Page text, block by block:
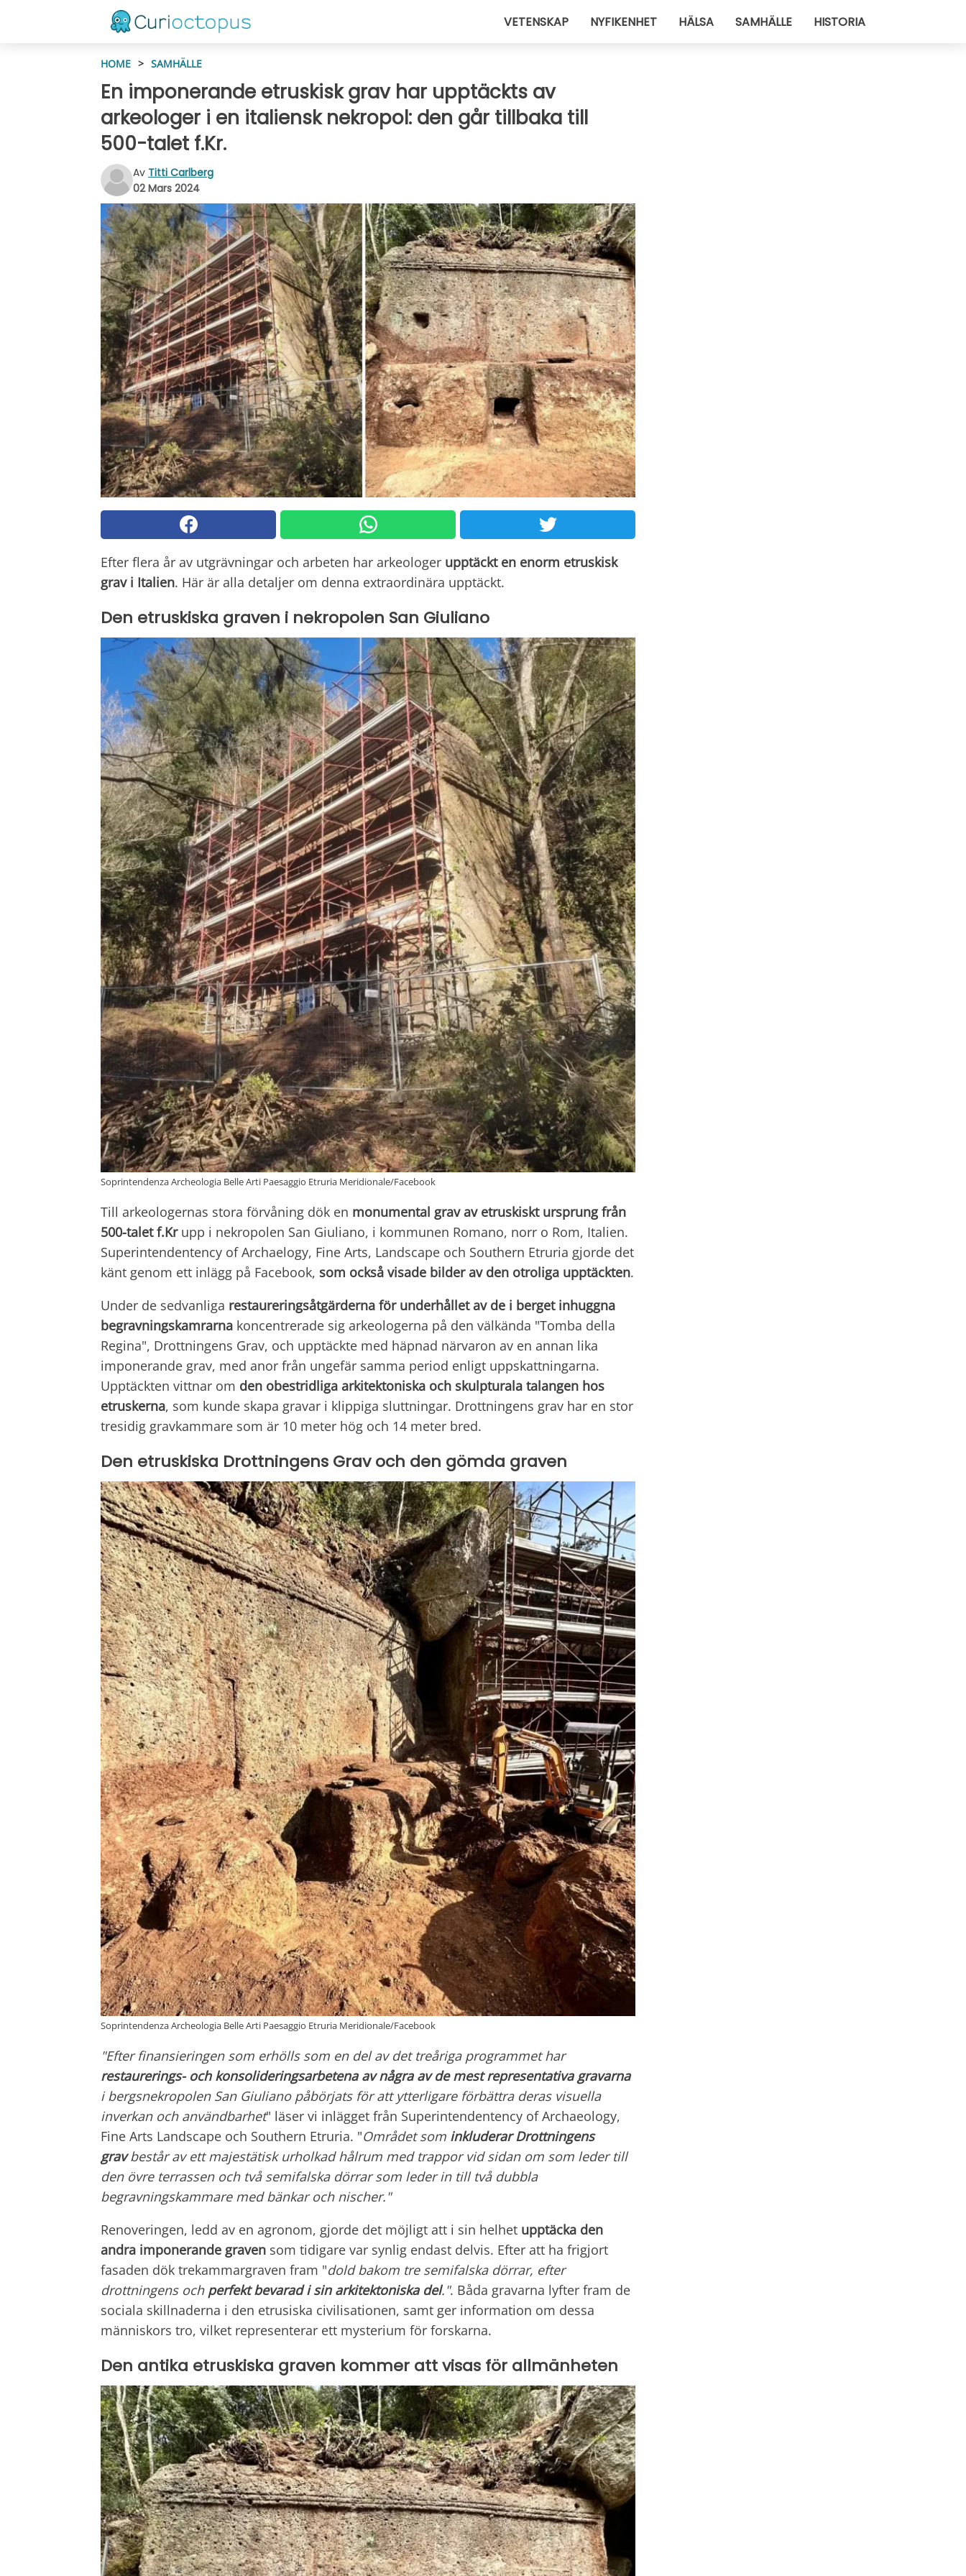
VETENSKAP NYFIKENHET HÄLSA SAMHÄLLE HISTORIA
HOME > SAMHÄLLE
En imponerande etruskisk grav har upptäckts av
arkeologer i en italiensk nekropol: den går tillbaka till
500-talet f.Kr.
Av Titti Carlberg
02 Mars 2024
Efter flera år av utgrävningar och arbeten har arkeologer upptäckt en enorm etruskisk
grav i Italien. Här är alla detaljer om denna extraordinära upptäckt.
Den etruskiska graven i nekropolen San Giuliano
Soprintendenza Archeologia Belle Arti Paesaggio Etruria Meridionale/Facebook
Till arkeologernas stora förvåning dök en monumental grav av etruskiskt ursprung från
500-talet f.Krupp i nekropolen San Giuliano, i kommunen Romano, norr o Rom, Italien.
Superintendentency of Archaelogy, Fine Arts, Landscape och Southern Etruria gjorde det
känt genom ett inlägg på Facebook, som också visade bilder av den otroliga upptäckten.
Under de sedvanliga restaureringsåtgärderna för underhållet av de i berget inhuggna
begravningskamrarna koncentrerade sig arkeologerna på den välkända "Tomba della
Regina", Drottningens Grav, och upptäckte med häpnad närvaron av en annan lika
imponerande grav, med anor från ungefär samma period enligt uppskattningarna.
Upptäckten vittnar om den obestridliga arkitektoniska och skulpturala talangen hos
etruskerna, som kunde skapa gravar i klippiga sluttningar. Drottningens grav har en stor
tresidig gravkammare som är 10 meter hög och 14 meter bred.
Den etruskiska Drottningens Grav och den gömda graven
Soprintendenza Archeologia Belle Arti Paesaggio Etruria Meridionale/Facebook
"Efter finansieringen som erhölls som en del av det treåriga programmet har
restaurerings- och konsolideringsarbetena av några av de mest representativa gravarna
i bergsnekropolen San Giuliano påbörjats för att ytterligare förbättra deras visuella
inverkan och användbarhet" läser vi inlägget från Superintendentency of Archaeology,
Fine Arts Landscape och Southern Etruria. "Området som inkluderar Drottningens
gravbestår av ett majestätisk urholkad hålrum med trappor vid sidan om som leder till
den övre terrassen och två semifalska dörrar som leder in till två dubbla
begravningskammare med bänkar och nischer."
Renoveringen, ledd av en agronom, gjorde det möjligt att i sin helhet upptäcka den
andra imponerande graven som tidigare var synlig endast delvis. Efter att ha frigjort
fasaden dök trekammargraven fram "dold bakom tre semifalska dörrar, efter
drottningens och perfekt bevarad i sin arkitektoniska del.". Båda gravarna lyfter fram de
sociala skillnaderna i den etrusiska civilisationen, samt ger information om dessa
människors tro, vilket representerar ett mysterium för forskarna.
Den antika etruskiska graven kommer att visas för allmänheten